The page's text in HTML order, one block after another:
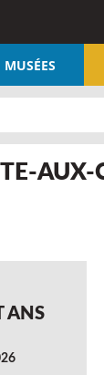
MUSÉES
AUX-
ANS